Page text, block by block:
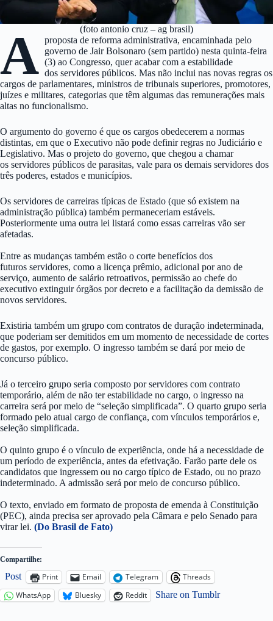
(foto antonio cruz – ag brasil)
A proposta de reforma administrativa, encaminhada pelo
governo de Jair Bolsonaro (sem partido) nesta quinta-feira
(3) ao Congresso, quer acabar com a estabilidade
dos servidores públicos. Mas não inclui nas novas regras os
cargos de parlamentares, ministros de tribunais superiores, promotores,
juízes e militares, categorias que têm algumas das remunerações mais
altas no funcionalismo.
O argumento do governo é que os cargos obedecerem a normas
distintas, em que o Executivo não pode definir regras no Judiciário e
Legislativo. Mas o projeto do governo, que chegou a chamar
os servidores públicos de parasitas, vale para os demais servidores dos
três poderes, estados e municípios.
Os servidores de carreiras típicas de Estado (que só existem na
administração pública) também permaneceriam estáveis.
Posteriormente uma outra lei listará como essas carreiras vão ser
afetadas.
Entre as mudanças também estão o corte benefícios dos
futuros servidores, como a licença prêmio, adicional por ano de
serviço, aumento de salário retroativos, permissão ao chefe do
executivo extinguir órgãos por decreto e a facilitação da demissão de
novos servidores.
Existiria também um grupo com contratos de duração indeterminada,
que poderiam ser demitidos em um momento de necessidade de cortes
de gastos, por exemplo. O ingresso também se dará por meio de
concurso público.
Já o terceiro grupo seria composto por servidores com contrato
temporário, além de não ter estabilidade no cargo, o ingresso na
carreira será por meio de “seleção simplificada”. O quarto grupo seria
formado pelo atual cargo de confiança, com vínculos temporários e,
seleção simplificada.
O quinto grupo é o vínculo de experiência, onde há a necessidade de
um período de experiência, antes da efetivação. Farão parte dele os
candidatos que ingressem ou no cargo típico de Estado, ou no prazo
indeterminado. A admissão será por meio de concurso público.
O texto, enviado em formato de proposta de emenda à Constituição
(PEC), ainda precisa ser aprovado pela Câmara e pelo Senado para
virar lei. (Do Brasil de Fato)
Compartilhe:
Post Print Email Telegram
Threads
WhatsApp
Bluesky Reddit Share on Tumblr